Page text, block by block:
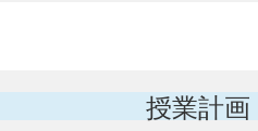
授業計画